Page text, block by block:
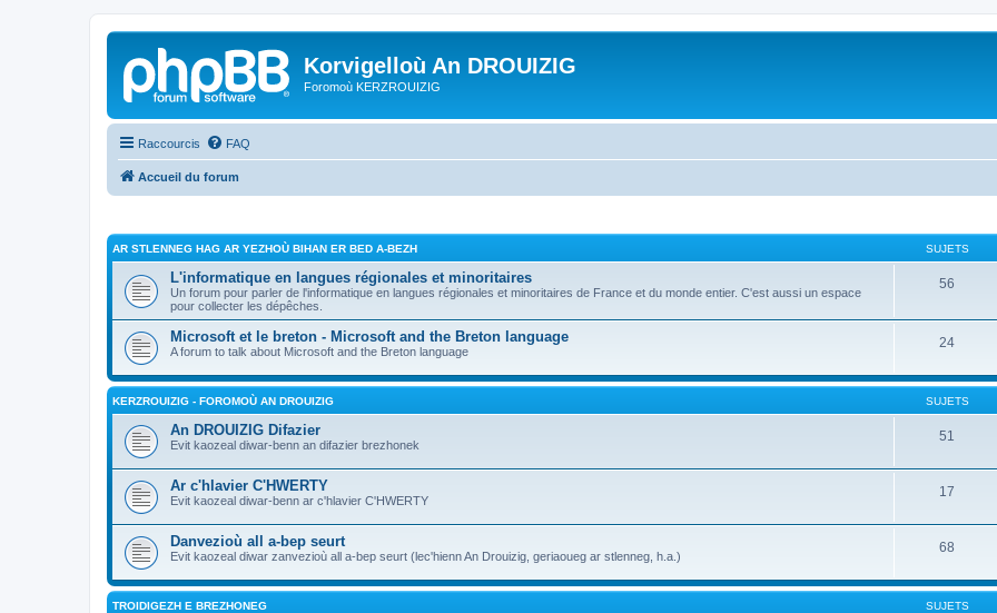
Korvigelloù An DROUIZIG
Foromoù KERZROUIZIG
Raccourcis FAQ
Accueil du forum
AR STLENNEG HAG AR YEZHOÙ BIHAN ER BED A-BEZH SUJETS
L'informatique en langues régionales et minoritaires
Un forum pour parler de l'informatique en langues régionales et minoritaires de France et du monde entier. C'est aussi un espace
pour collecter les dépêches.
56
Microsoft et le breton - Microsoft and the Breton language
A forum to talk about Microsoft and the Breton language
24
KERZROUIZIG - FOROMOÙ AN DROUIZIG SUJETS
An DROUIZIG Difazier
Evit kaozeal diwar-benn an difazier brezhonek
51
Ar c'hlavier C'HWERTY
Evit kaozeal diwar-benn ar c'hlavier C'HWERTY
17
Danvezioù all a-bep seurt
Evit kaozeal diwar zanvezioù all a-bep seurt (lec'hienn An Drouizig, geriaoueg ar stlenneg, h.a.)
68
TROIDIGEZH E BREZHONEG SUJETS